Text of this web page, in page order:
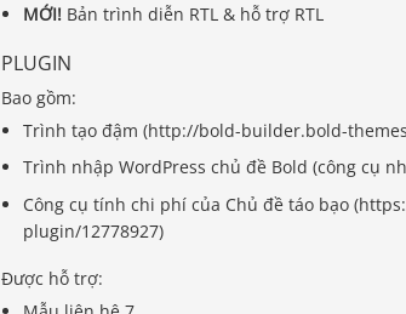
MỚI! Bản trình diễn RTL & hỗ trợ RTL
PLUGIN
Bao gồm:
Trình tạo đậm (http://bold-builder.bold-
Trình nhập WordPress chủ đề Bold (công cụ
Công cụ tính chi phí của Chủ đề táo bạo
plugin/12778927)
Được hỗ trợ: